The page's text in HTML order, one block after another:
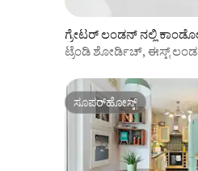
ಗ್ರೇಟರ್ ಲಂಡನ್ ನಲ್ಲಿ
ಟ್ರೆಂಡಿ ಶೋರ್ಡಿಚ್, ಈಸ್ಟ್
ಸೂಪರ್‌ಹೋಸ್ಟ್
ಸೂಪರ್‌ಹೋಸ್ಟ್